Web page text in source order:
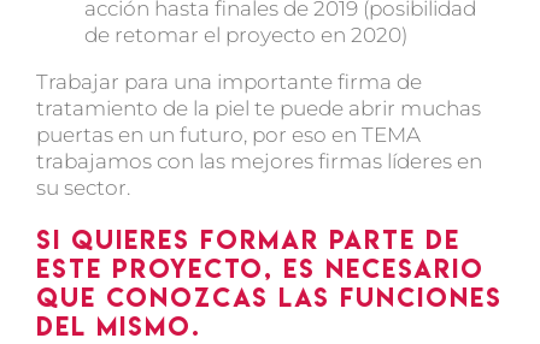
acción hasta finales de 2019 (posibilidad
de retomar el proyecto en 2020)
Trabajar para una importante firma de
tratamiento de la piel te puede abrir muchas
puertas en un futuro, por eso en TEMA
trabajamos con las mejores firmas líderes en
su sector.
Si quieres formar parte de
este proyecto, es necesario
que conozcas las funciones
del mismo.